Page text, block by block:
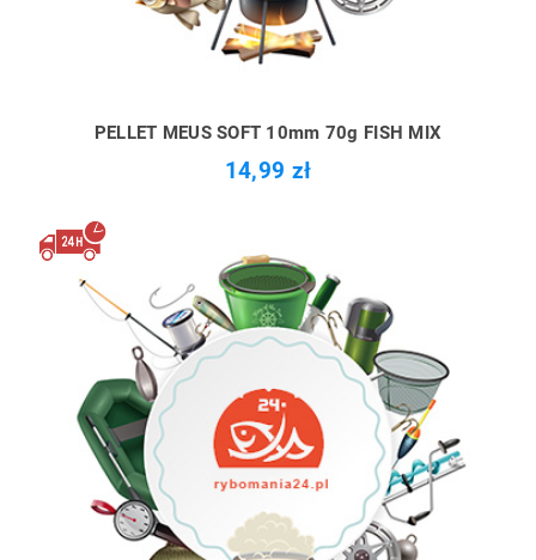
PELLET MEUS SOFT 10mm 70g FISH MIX
14,99 zł